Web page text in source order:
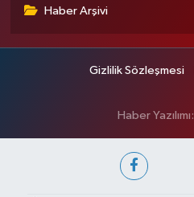
Haber Arşivi
Gizlilik Sözleşmesi
Haber Yazılımı: